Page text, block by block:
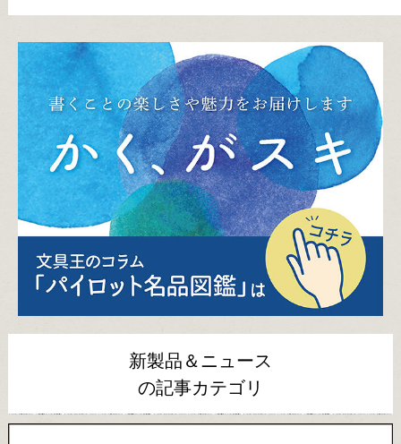
新製品＆ニュース
の記事カテゴリ